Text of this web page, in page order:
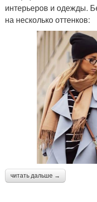
интерьеров и одежды.
на несколько оттенков:
читать дальше →